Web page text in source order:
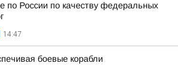
по России по качеству федеральных
14:47
боевые корабли